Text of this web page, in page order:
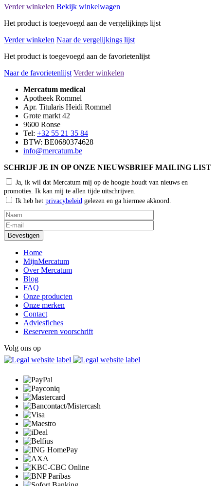
Verder winkelen Bekijk winkelwagen
Het product is toegevoegd aan de vergelijkings lijst
Verder winkelen Naar de vergelijkings lijst
Het product is toegevoegd aan de favorietenlijst
Naar de favorietenlijst Verder winkelen
Mercatum medical
Apotheek Rommel
Apr. Titularis Heidi Rommel
Grote markt 42
9600 Ronse
Tel: +32 55 21 35 84
BTW: BE0680374628
info@mercatum.be
SCHRIJF JE IN OP ONZE NIEUWSBRIEF MAILING LIST
Ja, ik wil dat Mercatum mij op de hoogte houdt van nieuws en
promoties. Ik kan mij te allen tijde uitschrijven.
Ik heb het privacybeleid gelezen en ga hiermee akkoord.
Home
MijnMercatum
Over Mercatum
Blog
FAQ
Onze producten
Onze merken
Contact
Adviesfiches
Reserveren voorschrift
Volg ons op